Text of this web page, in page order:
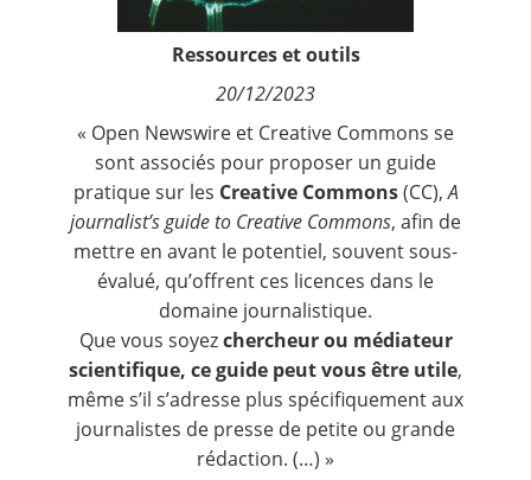
Ressources et outils
20/12/2023
« Open Newswire et Creative Commons se
sont associés pour proposer un guide
pratique sur les Creative Commons(CC),A
journalist’s guide to Creative Commons, afin de
mettre en avant le potentiel, souvent sous-
évalué, qu’offrent ces licences dans le
domaine journalistique.
Que vous soyezchercheur ou médiateur
scientifique, ce guide peut vous être utile,
même s’il s’adresse plus spécifiquement aux
journalistes de presse de petite ou grande
rédaction. (…) »